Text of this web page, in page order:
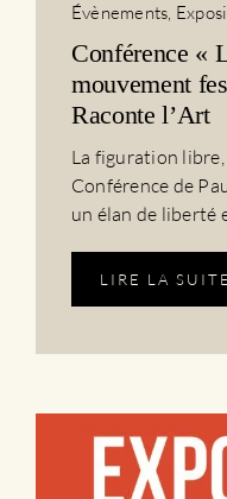
Évènements,
Conférence «
mouvement
Raconte l’Art
La figuration
Conférence de
un élan de liberté
LIRE LA SUITE